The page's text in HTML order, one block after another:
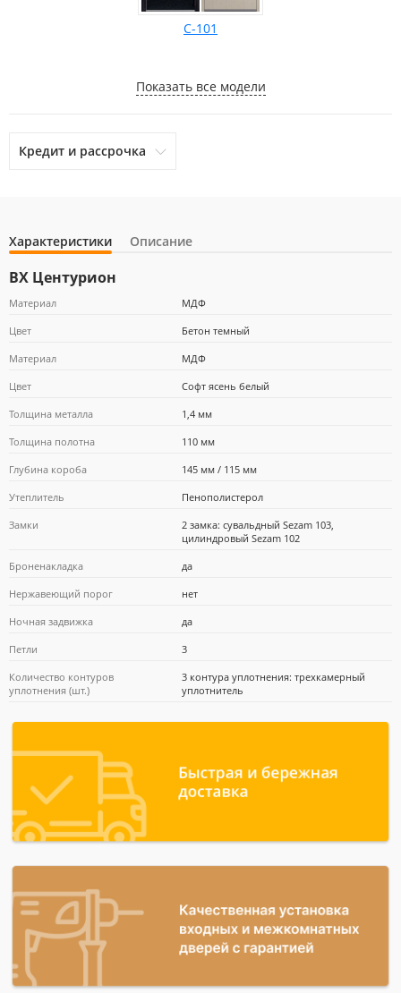
С-101
Показать все модели
Кредит и рассрочка
otpbank
Почта Банк
Характеристики
ВХ Центурион
Материал МДФ
Цвет Бетон темный
Материал МДФ
Цвет Софт ясень белый
Толщина металла 1,4 мм
Толщина полотна 110 мм
Глубина короба 145 мм / 115 мм
Утеплитель Пенополистерол
Замки
2 замка: сувальдный Sezam 103,
цилиндровый Sezam 102
Броненакладка да
Нержавеющий порог нет
Ночная задвижка да
Петли 3
Количество контуров
уплотнения (шт.)
3 контура уплотнения: трехкамерный
уплотнитель
Описание